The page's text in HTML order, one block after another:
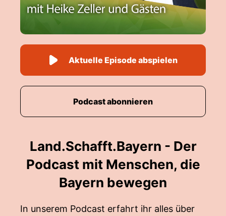
Land.Schafft.Bayern - Der
Podcast mit Menschen, die
Bayern bewegen
In unserem Podcast erfahrt ihr alles über
Aktuelle Episode abspielen
Podcast abonnieren